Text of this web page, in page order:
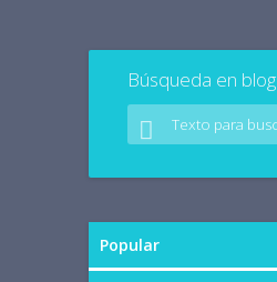
Búsqueda en blog
Popular